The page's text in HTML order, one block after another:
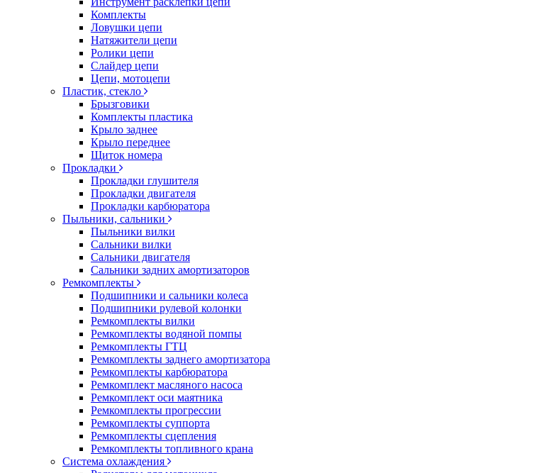
Комплекты
Ловушки цепи
Натяжители цепи
Ролики цепи
Слайдер цепи
Цепи, мотоцепи
Пластик, стекло
Брызговики
Комплекты пластика
Крыло заднее
Крыло переднее
Щиток номера
Прокладки
Прокладки глушителя
Прокладки двигателя
Прокладки карбюратора
Пыльники, сальники
Пыльники вилки
Сальники вилки
Сальники двигателя
Сальники задних амортизаторов
Ремкомплекты
Подшипники и сальники колеса
Подшипники рулевой колонки
Ремкомплекты вилки
Ремкомплекты водяной помпы
Ремкомплекты ГТЦ
Ремкомплекты заднего амортизатора
Ремкомплекты карбюратора
Ремкомплект масляного насоса
Ремкомплект оси маятника
Ремкомплекты прогрессии
Ремкомплекты суппорта
Ремкомплекты сцепления
Ремкомплекты топливного крана
Система охлаждения